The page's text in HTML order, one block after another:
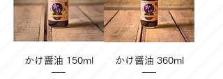
かけ醤油 150ml かけ醤油 360ml